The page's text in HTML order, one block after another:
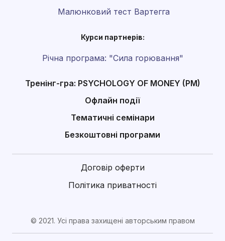
Малюнковий тест Вартегга
Курси партнерів:
Річна програма: "Сила горювання"
Тренінг-гра: PSYCHOLOGY OF MONEY (PM)
Офлайн події
Тематичні семінари
Безкоштовні програми
Договір оферти
Політика приватності
© 2021. Усі права захищені авторським правом